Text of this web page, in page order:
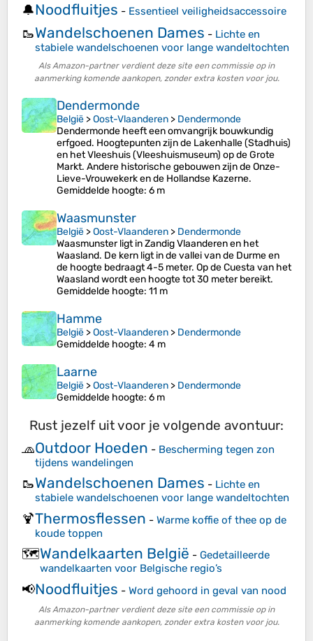
🔔Noodfluitjes - Essentieel veiligheidsaccessoire
🥾Wandelschoenen Dames - Lichte en
stabiele wandelschoenen voor lange wandeltochten
Als Amazon-partner verdient deze site een commissie op in
aanmerking komende aankopen, zonder extra kosten voor jou.
Dendermonde
België >Oost-Vlaanderen > Dendermonde
Dendermonde heeft een omvangrijk bouwkundig
erfgoed. Hoogtepunten zijn de Lakenhalle (Stadhuis)
en het Vleeshuis (Vleeshuismuseum) op de Grote
Markt. Andere historische gebouwen zijn de Onze-
Lieve-Vrouwekerk en de Hollandse Kazerne.
Gemiddelde hoogte: 6 m
Waasmunster
België >Oost-Vlaanderen > Dendermonde
Waasmunster ligt in Zandig Vlaanderen en het
Waasland. De kern ligt in de vallei van de Durme en
de hoogte bedraagt 4-5 meter. Op de Cuesta van het
Waasland wordt een hoogte tot 30 meter bereikt.
Gemiddelde hoogte: 11 m
Hamme
België >Oost-Vlaanderen > Dendermonde
Gemiddelde hoogte: 4 m
Laarne
België >Oost-Vlaanderen > Dendermonde
Gemiddelde hoogte: 6 m
Rust jezelf uit voor je volgende avontuur:
🧢Outdoor Hoeden - Bescherming tegen zon
tijdens wandelingen
🥾Wandelschoenen Dames - Lichte en
stabiele wandelschoenen voor lange wandeltochten
🍹Thermosflessen - Warme koffie of thee op de
koude toppen
🗺️Wandelkaarten België - Gedetailleerde
wandelkaarten voor Belgische regio’s
📢Noodfluitjes - Word gehoord in geval van nood
Als Amazon-partner verdient deze site een commissie op in
aanmerking komende aankopen, zonder extra kosten voor jou.